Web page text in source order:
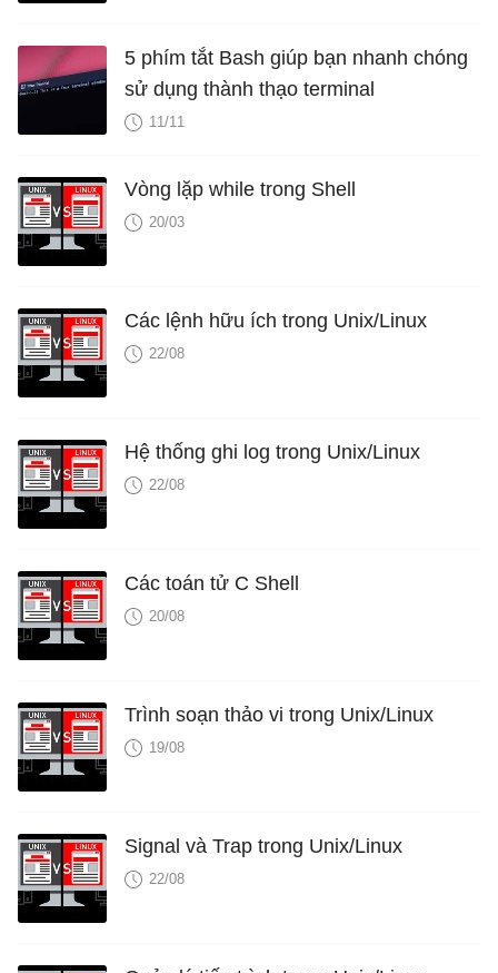
5 phím tắt Bash giúp bạn nhanh chóng
sử dụng thành thạo terminal
11/11
Vòng lặp while trong Shell
20/03
Các lệnh hữu ích trong Unix/Linux
22/08
Hệ thống ghi log trong Unix/Linux
22/08
Các toán tử C Shell
20/08
Trình soạn thảo vi trong Unix/Linux
19/08
Signal và Trap trong Unix/Linux
22/08